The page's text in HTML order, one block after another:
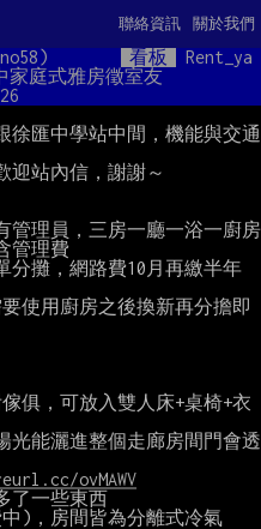
關於我們
聯絡資訊
看板
Rent_ya
庭式雅房徵室友
徐匯中學站中間，機能與交通
迎站內信，謝謝～
管理員，三房一廳一浴一廚房
管理費
分攤，網路費10月再繳半年
使用廚房之後換新再分擔即
俱，可放入雙人床+桌椅+衣
光能灑進整個走廊房間門會透
ovMAWV
了一些東西
)，房間皆為分離式冷氣